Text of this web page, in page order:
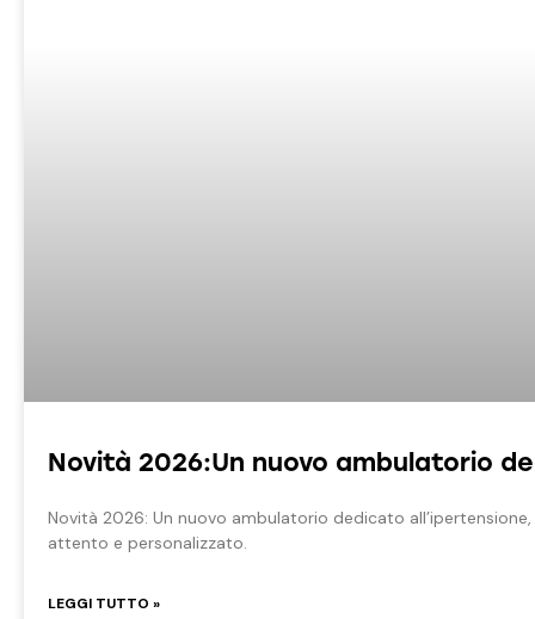
Novità 2026:Un nuovo ambulatorio
Novità 2026: Un nuovo ambulatorio dedicato
attento e personalizzato.
LEGGI TUTTO »